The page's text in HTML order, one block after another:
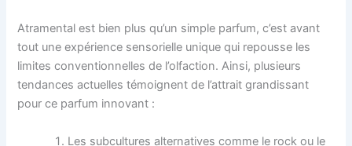
Atramental est bien plus qu’un simple parfum, c’est avant
tout une expérience sensorielle unique qui repousse les
limites conventionnelles de l’olfaction. Ainsi, plusieurs
tendances actuelles témoignent de l’attrait grandissant
pour ce parfum innovant :
Les subcultures alternatives comme le rock ou le